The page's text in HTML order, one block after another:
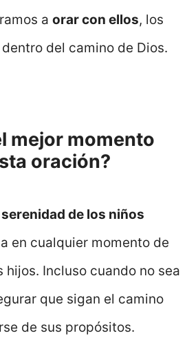
a orar con ellos, los
del camino de Dios.
mejor momento
oración?
de los niños
en cualquier momento de
hijos. Incluso cuando no sea
que sigan el camino
de sus propósitos.